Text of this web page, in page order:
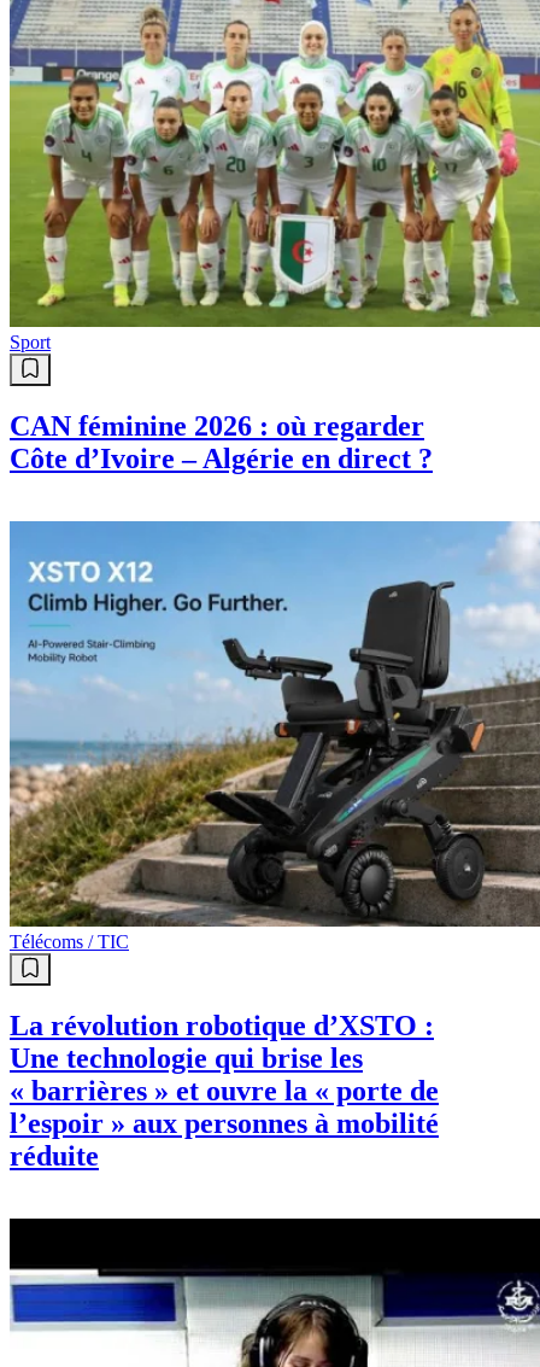
Sport
CAN féminine 2026 : où regarder
Côte d’Ivoire – Algérie en direct ?
Télécoms / TIC
La révolution robotique d’XSTO :
Une technologie qui brise les
« barrières » et ouvre la « porte de
l’espoir » aux personnes à mobilité
réduite